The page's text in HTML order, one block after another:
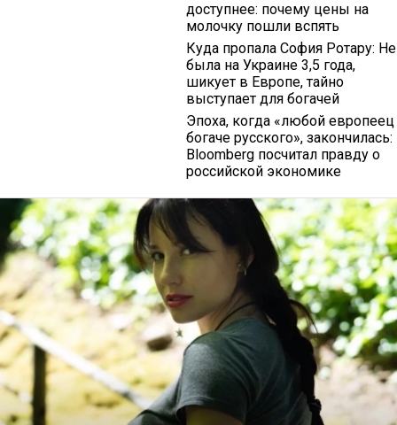
доступнее: почему цены на
молочку пошли вспять
Куда пропала София Ротару: Не
была на Украине 3,5 года,
шикует в Европе, тайно
выступает для богачей
Эпоха, когда «любой европеец
богаче русского», закончилась:
Bloomberg посчитал правду о
российской экономике